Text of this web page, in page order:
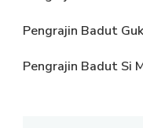
Pengrajin Badut
Pengrajin Badut Si